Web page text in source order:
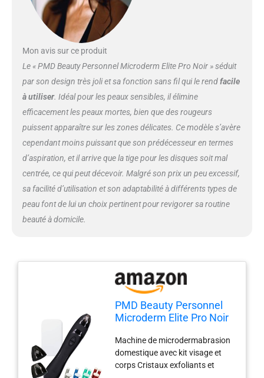
Mon avis sur ce produit
Le « PMD Beauty Personnel Microderm Elite Pro Noir » séduit
par son design très joli et sa fonction sans fil qui le rendfacile
à utiliser. Idéal pour les peaux sensibles, il élimine
efficacement les peaux mortes, bien que des rougeurs
puissent apparaître sur les zones délicates. Ce modèle s’avère
cependant moins puissant que son prédécesseur en termes
d’aspiration, et il arrive que la tige pour les disques soit mal
centrée, ce qui peut décevoir. Malgré son prix un peu excessif,
sa facilité d’utilisation et son adaptabilité à différents types de
peau font de lui un choix pertinent pour revigorer sa routine
beauté à domicile.
PMD Beauty Personnel
Microderm Elite Pro Noir
Machine de microdermabrasion
domestique avec kit visage et
corps Cristaux exfoliants et